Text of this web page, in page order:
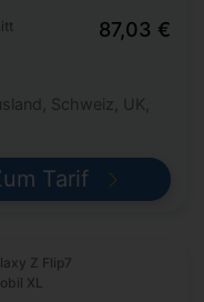
87,03 €
Schweiz, UK,
Tarif
Z Flip7
XL